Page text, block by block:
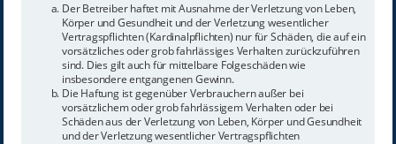
Der Betreiber haftet mit Ausnahme der Verletzung von Leben,
Körper und Gesundheit und der Verletzung wesentlicher
Vertragspflichten (Kardinalpflichten) nur für Schäden, die auf ein
vorsätzliches oder grob fahrlässiges Verhalten zurückzuführen
sind. Dies gilt auch für mittelbare Folgeschäden wie
insbesondere entgangenen Gewinn.
Die Haftung ist gegenüber Verbrauchern außer bei
vorsätzlichem oder grob fahrlässigem Verhalten oder bei
Schäden aus der Verletzung von Leben, Körper und Gesundheit
und der Verletzung wesentlicher Vertragspflichten